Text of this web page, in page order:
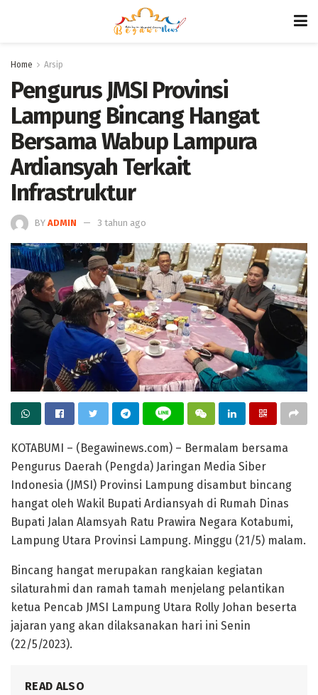
Home Arsip
Pengurus JMSI Provinsi
Lampung Bincang Hangat
Bersama Wabup Lampura
Ardiansyah Terkait
Infrastruktur
BY ADMIN 3 tahun ago
KOTABUMI – (Begawinews.com) – Bermalam bersama
Pengurus Daerah (Pengda) Jaringan Media Siber
Indonesia (JMSI) Provinsi Lampung disambut bincang
hangat oleh Wakil Bupati Ardiansyah di Rumah Dinas
Bupati Jalan Alamsyah Ratu Prawira Negara Kotabumi,
Lampung Utara Provinsi Lampung. Minggu (21/5) malam.
Bincang hangat merupakan rangkaian kegiatan
silaturahmi dan ramah tamah menjelang pelantikan
ketua Pencab JMSI Lampung Utara Rolly Johan beserta
jajaran yang akan dilaksanakan hari ini Senin
(22/5/2023).
READ ALSO